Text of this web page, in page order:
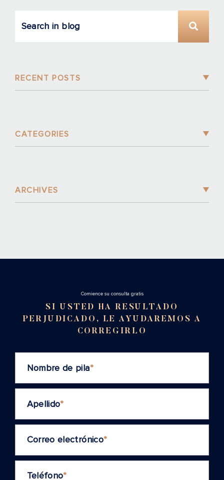
RECENT POSTS
CATEGORIES
ARCHIVES
Cоmience su consulta gratis
SI USTED HA RESULTADO
PERJUDICADO, LE AYUDAREMOS A
CORREGIRLO
Nombre de pila*
Apellido*
Correo electrónico*
Teléfono*